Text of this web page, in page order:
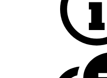
Grußwort
Ortsplan
Partnerschaft
Statistik
Mitteilungsblatt